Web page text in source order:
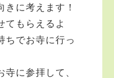
きに考えます！
てもらえるよ
ちでお寺に行っ
寺に参拝して、